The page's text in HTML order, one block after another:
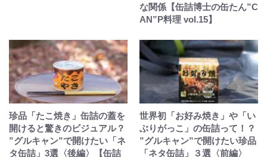
な関係【缶詰博士の缶たん”C
AN”P料理 vol.15】
珍品「たこ焼き」缶詰の蓋を
開けると驚きのビジュアル？
”グルキャン”で開けたい「ネ
タ缶詰」3選〈後編〉【缶詰
世界初「お好み焼き」や「い
ぶりがっこ」の缶詰って！？
”グルキャン”で開けたい珍品
「ネタ缶詰」３選〈前編〉